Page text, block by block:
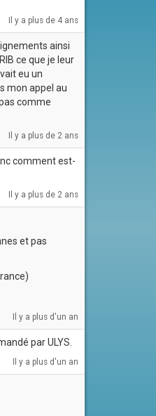
Il y a plus de 4 ans
ainsi
ce que je leur
eu un
mon appel au
comme
Il y a plus de 2 ans
comment est-
Il y a plus de 2 ans
et pas
Il y a plus d'un an
par ULYS.
Il y a plus d'un an